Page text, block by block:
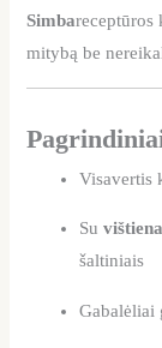
Simbareceptūros
mitybą be
Visavertis
Su
šaltiniais
Gabalėliai